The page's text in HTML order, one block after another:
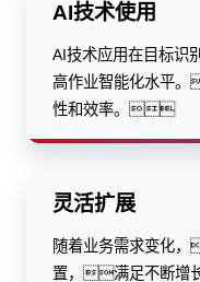
AI技术使用
AI技术应用在目标
高作业智能化水平
性和效率。
灵活扩展
随着业务需求变化
置，满足不断增